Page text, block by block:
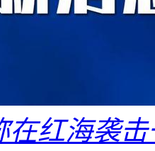
在红海袭